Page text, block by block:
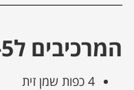
המרכיבים ל4-5 מנות:
4 כפות שמן זית